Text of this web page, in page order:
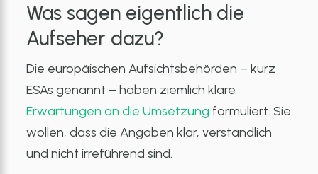
Was sagen eigentlich die
Aufseher dazu?
Die europäischen Aufsichtsbehörden – kurz
ESAs genannt – haben ziemlich klare
Erwartungen an die Umsetzung formuliert. Sie
wollen, dass die Angaben klar, verständlich
und nicht irreführend sind.